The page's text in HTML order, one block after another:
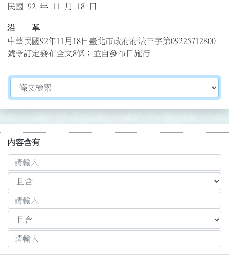
民國 92 年 11 月 18 日
沿 革
中華民國92年11月18日臺北市政府府法三字第09225712800
號令訂定發布全文8條；並自發布日施行
切換選擇法規資訊內容
內容含有